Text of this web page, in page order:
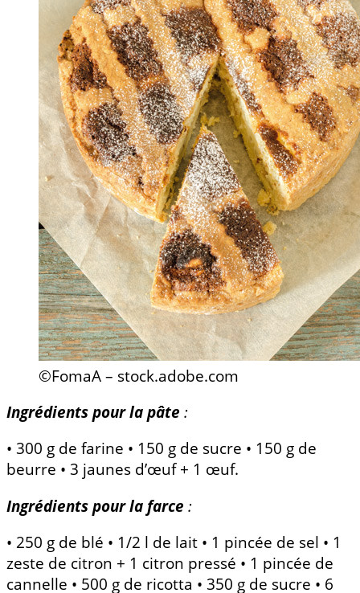
©FomaA – stock.adobe.com
Ingrédients pour la pâte :
• 300 g de farine • 150 g de sucre • 150 g de
beurre • 3 jaunes d’œuf + 1 œuf.
Ingrédients pour la farce :
• 250 g de blé • 1/2 l de lait • 1 pincée de sel • 1
zeste de citron + 1 citron pressé • 1 pincée de
cannelle • 500 g de ricotta • 350 g de sucre • 6